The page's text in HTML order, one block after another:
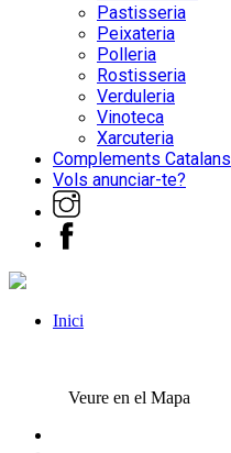
Pastisseria
Peixateria
Polleria
Rostisseria
Verduleria
Vinoteca
Xarcuteria
Complements Catalans
Vols anunciar-te?
Inici
Veure en el Mapa